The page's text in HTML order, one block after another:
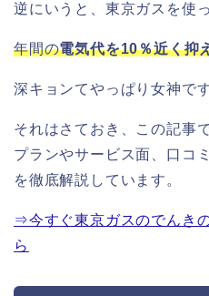
逆にいうと、東京ガスを使
年間の電気代を10％近く抑
深キョンてやっぱり女神で
それはさておき、この記事
プランやサービス面、口コ
を徹底解説しています。
⇒今すぐ東京ガスのでんき
ら